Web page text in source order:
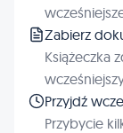
Zabierz
Książeczka
Przyjdź
Przybycie